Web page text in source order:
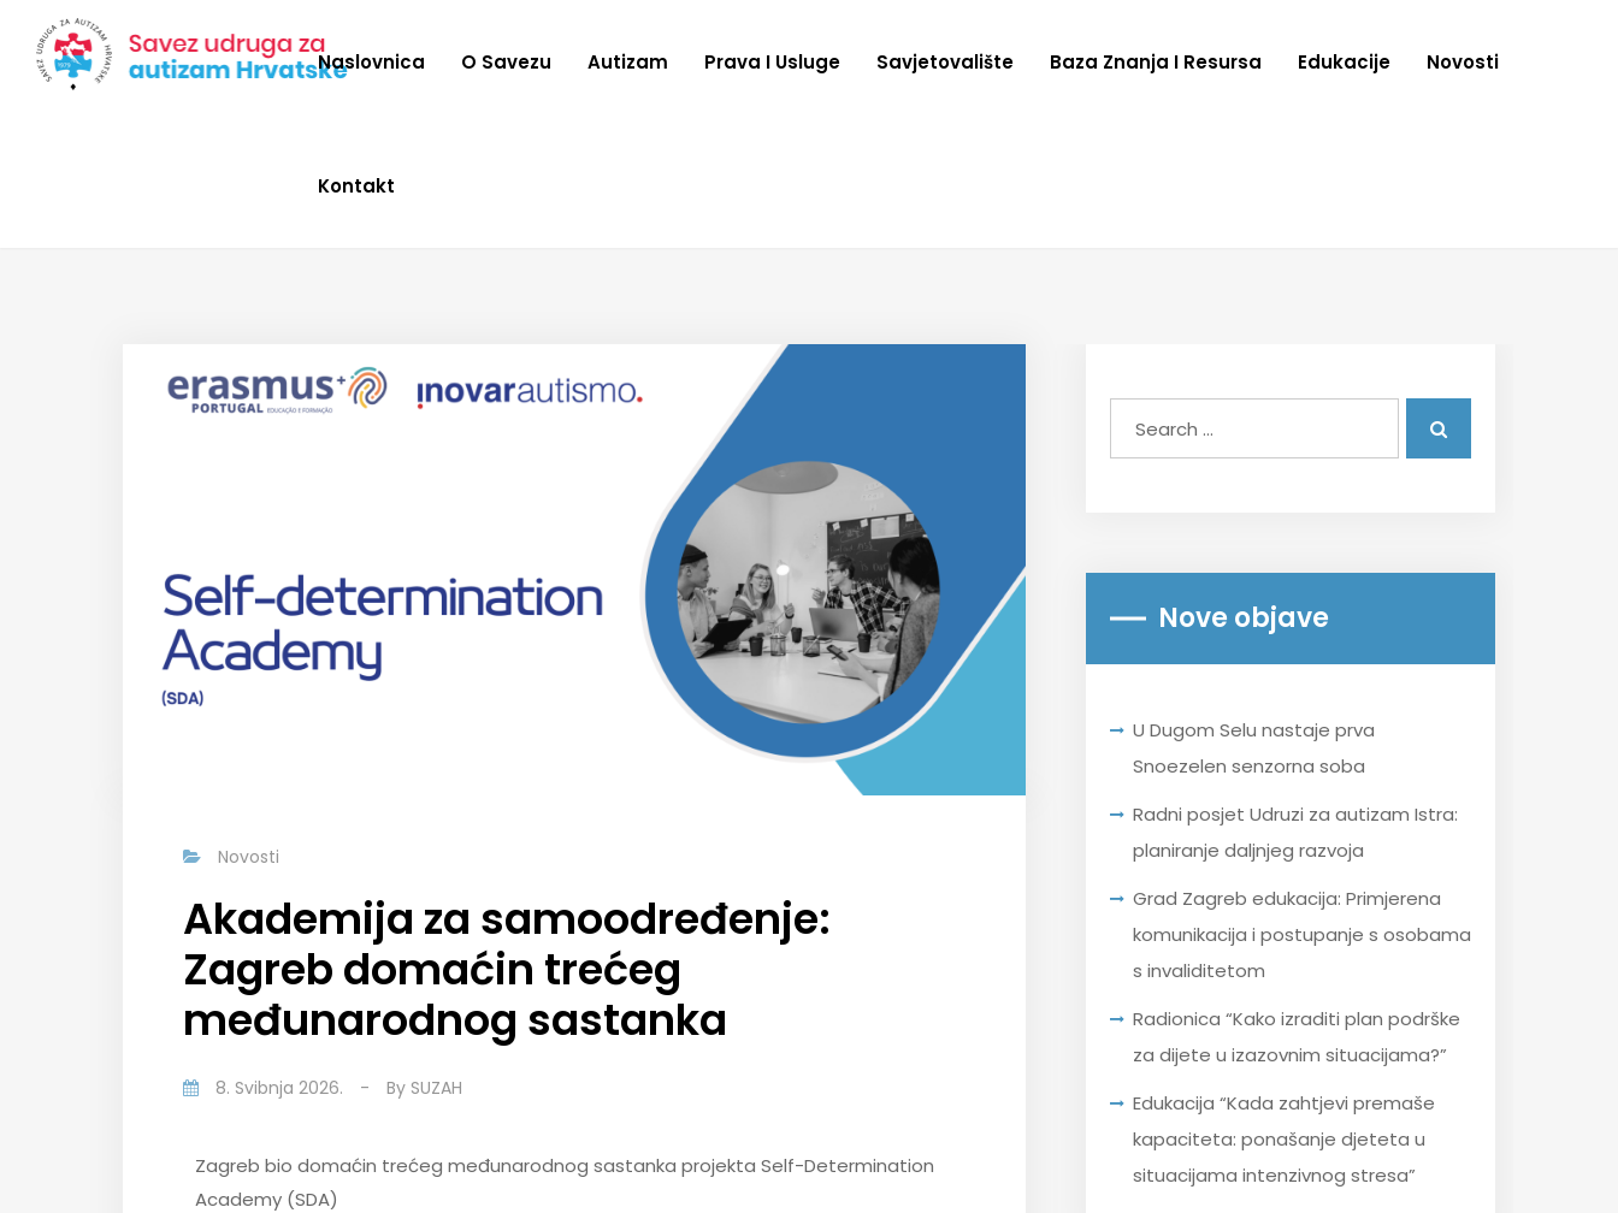
Naslovnica O Savezu Autizam Prava I Usluge Savjetovalište Baza Znanja I Resursa Edukacije Novosti
Kontakt
Novosti
Akademija za samoodređenje:
Zagreb domaćin trećeg
međunarodnog sastanka
8. Svibnja 2026. - By SUZAH
Zagreb bio domaćin trećeg međunarodnog sastanka projekta Self-Determination
Academy (SDA)
Nove objave
U Dugom Selu nastaje prva
Snoezelen senzorna soba
Radni posjet Udruzi za autizam Istra:
planiranje daljnjeg razvoja
Grad Zagreb edukacija: Primjerena
komunikacija i postupanje s osobama
s invaliditetom
Radionica “Kako izraditi plan podrške
za dijete u izazovnim situacijama?”
Edukacija “Kada zahtjevi premaše
kapaciteta: ponašanje djeteta u
situacijama intenzivnog stresa”